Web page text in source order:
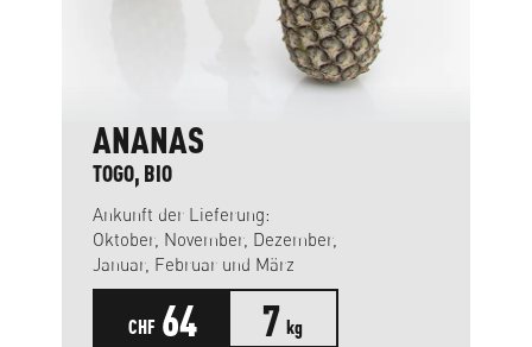
ANANAS
TOGO, BIO
Ankunft der Lieferung:
Oktober, November, Dezember,
Januar, Februar und März
CHF 64 7 kg